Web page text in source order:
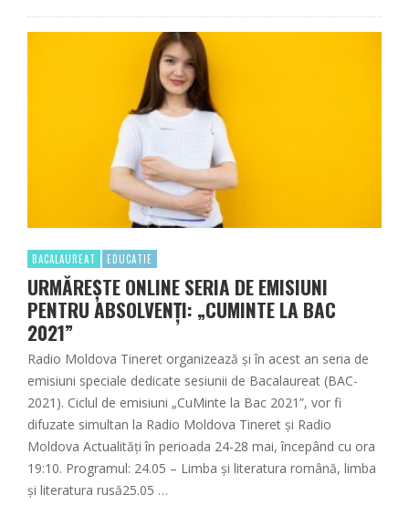
BACALAUREAT EDUCATIE
URMĂREȘTE ONLINE SERIA DE EMISIUNI
PENTRU ABSOLVENȚI: „CUMINTE LA BAC
2021”
Radio Moldova Tineret organizează şi în acest an seria de
emisiuni speciale dedicate sesiunii de Bacalaureat (BAC-
2021). Ciclul de emisiuni „CuMinte la Bac 2021”, vor fi
difuzate simultan la Radio Moldova Tineret și Radio
Moldova Actualități în perioada 24-28 mai, începând cu ora
19:10. Programul: 24.05 – Limba și literatura română, limba
și literatura rusă25.05 …